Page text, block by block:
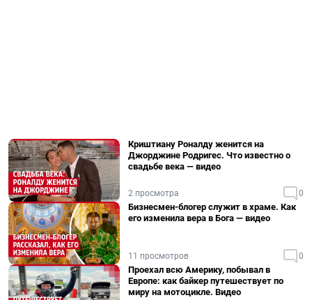
Криштиану Роналду женится на
Джорджине Родригес. Что известно о
свадьбе века — видео
2 просмотра 0
Бизнесмен-блогер служит в храме. Как
его изменила вера в Бога — видео
11 просмотров 0
Проехал всю Америку, побывал в
Европе: как байкер путешествует по
миру на мотоцикле. Видео